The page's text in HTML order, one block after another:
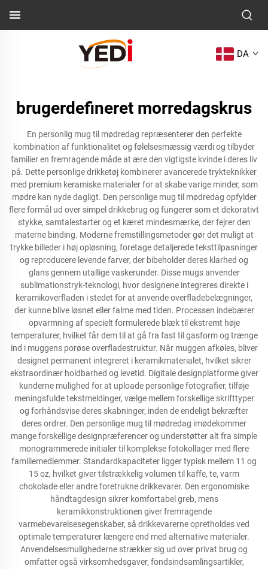
DA
brugerdefineret morredagskrus
En personlig mug til mødredag repræsenterer den perfekte
kombination af funktionalitet og følelsesmæssig værdi og tilbyder
familier en fremragende måde at ære den vigtigste kvinde i deres liv
på. Dette personlige drikketøj kombinerer avancerede trykteknikker
med premium keramiske materialer for at skabe varige minder, som
mødre kan nyde dagligt. Den personlige mug til mødredag opfylder
flere formål ud over simpel drikkebrug og fungerer som et dekorativt
stykke, samtalestarter og et kæret mindesmærke, der fejrer den
materne binding. Moderne fremstillingsmetoder gør det muligt at
trykke billeder i høj opløsning, foretage detaljerede teksttilpasninger
og reproducere levende farver, der bibeholder deres klarhed og
glans gennem utallige vaskerunder. Disse mugs anvender
sublimationstryk-teknologi, hvor designene integreres direkte i
keramikoverfladen i stedet for at anvende overfladebelægninger,
der kunne blive løsnet eller falme med tiden. Processen indebærer
opvarmning af specielt formulerede blæk til ekstremt høje
temperaturer, hvilket får dem til at gå fra fast til gasform og trænge
ind i muggens porøse overfladestruktur. Når muggen afkøles, bliver
designet permanent integreret i keramikmaterialet, hvilket sikrer
ekstraordinær holdbarhed og levetid. Digitale designplatforme giver
kunderne mulighed for at uploade personlige fotografier, tilføje
meningsfulde tekstmeldinger, vælge mellem forskellige skrifttyper
og forhåndsvise deres skabninger, inden de endeligt bekræfter
deres ordrer. Den personlige mug til mødredag imødekommer
mange forskellige designpræferencer og understøtter alt fra simple
monogrammerede initialer til komplekse fotokollager med flere
familiemedlemmer. Standardkapaciteter ligger typisk mellem 11 og
15 oz, hvilket giver tilstrækkelig volumen til kaffe, te, varm
chokolade eller andre foretrukne drikkevarer. Den ergonomiske
håndtagdesign sikrer komfortabel greb, mens
keramikkonstruktionen giver fremragende
varmebevarelsesegenskaber, så drikkevarerne opretholdes ved
optimale temperaturer længere end med alternative materialer.
Anvendelsesmulighederne strækker sig ud over privat brug og
omfatter også virksomhedsgaver, fondsindsamlingsartikler,